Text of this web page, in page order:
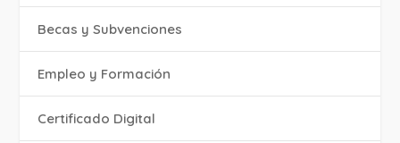
Becas y Subvenciones
Empleo y Formación
Certificado Digital